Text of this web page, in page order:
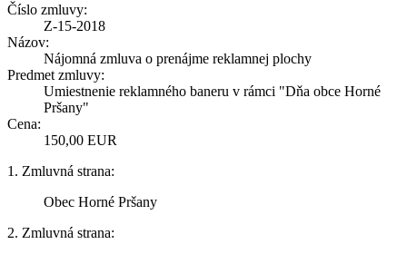
Číslo zmluvy:
Z-15-2018
Názov:
Nájomná zmluva o prenájme reklamnej plochy
Predmet zmluvy:
Umiestnenie reklamného baneru v rámci "Dňa obce Horné
Pršany"
Cena:
150,00 EUR
1. Zmluvná strana:
Obec Horné Pršany
2. Zmluvná strana: